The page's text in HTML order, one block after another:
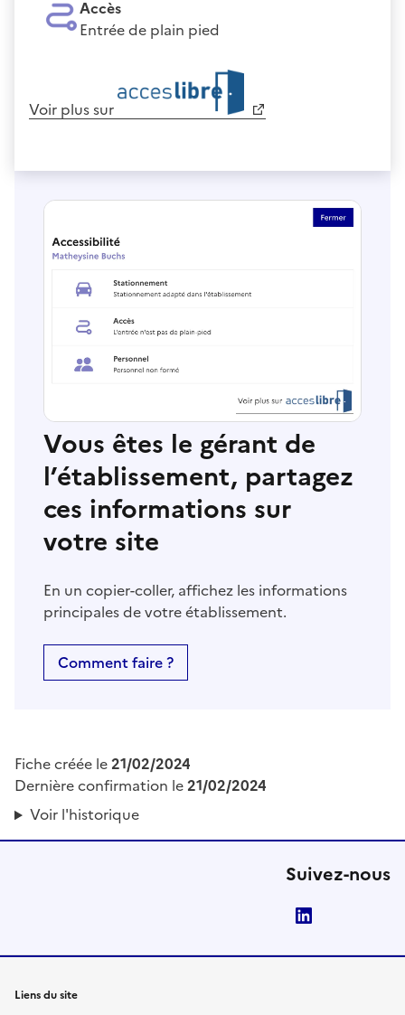
Accès
Entrée de plain pied
Voir plus sur
Vous êtes le gérant de
l’établissement, partagez
ces informations sur
votre site
En un copier-coller, affichez les informations
principales de votre établissement.
Comment faire ?
Fiche créée le21/02/2024
Dernière confirmation le21/02/2024
Voir l'historique
Suivez-nous
Liens du site